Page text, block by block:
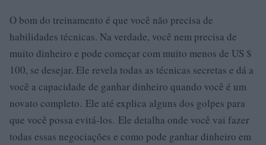
O bom do treinamento é que você não precisa de
habilidades técnicas. Na verdade, você nem precisa de
muito dinheiro e pode começar com muito menos de US $
100, se desejar. Ele revela todas as técnicas secretas e dá a
você a capacidade de ganhar dinheiro quando você é um
novato completo. Ele até explica alguns dos golpes para
que você possa evitá-los. Ele detalha onde você vai fazer
todas essas negociações e como pode ganhar dinheiro em